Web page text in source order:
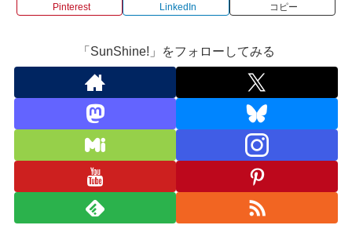
Pinterest LinkedIn コピー
「SunShine!」をフォローしてみる